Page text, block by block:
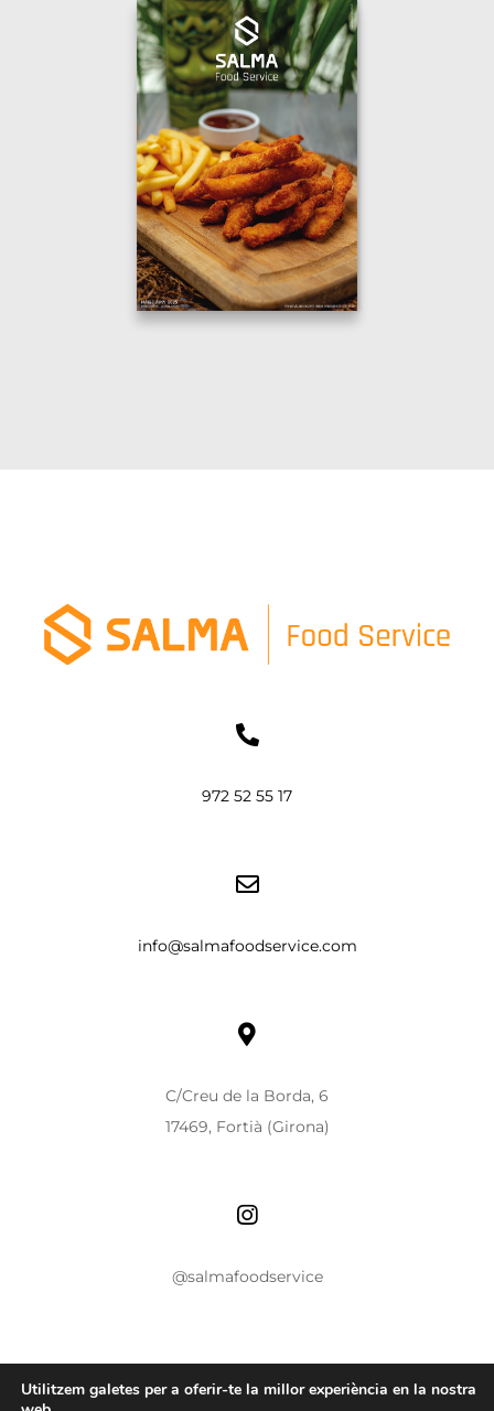
972 52 55 17
info@salmafoodservice.com
C/Creu de la Borda, 6
17469, Fortià (Girona)
@salmafoodservice
Utilitzem galetes per a oferir-te la millor experiència en la nostra